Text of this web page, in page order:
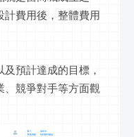
計費用後，整體費用
預計達成的目標，
競爭對手等方面觀